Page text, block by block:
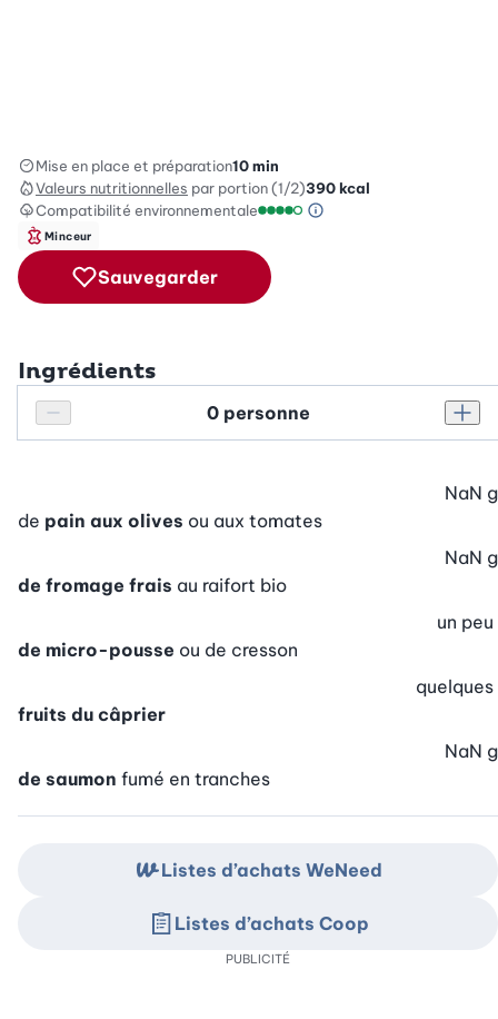
Mise en place et préparation10 min
Valeurs nutritionnelles par portion (1/2)390kcal
Compatibilité environnementale
Information sur
Minceur
Sauvegarder
Ingrédients
Réduire le nombre de personnes
Personnes
de pain aux olives ou aux tomates
NaN g
de fromage frais au raifort bio
NaN g
de micro-pousse ou de cresson
un peu
fruits du câprier
quelques
de saumon fumé en tranches
NaN g
Listes d’achats WeNeed
Listes d’achats Coop
PUBLICITÉ